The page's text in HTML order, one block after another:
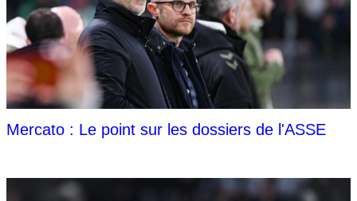
Mercato : Le point sur les dossiers de l'ASSE